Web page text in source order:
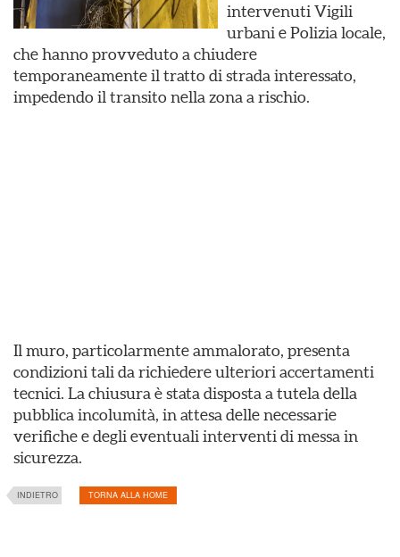
intervenuti Vigili
urbani e Polizia locale,
che hanno provveduto a chiudere
temporaneamente il tratto di strada interessato,
impedendo il transito nella zona a rischio.
Il muro, particolarmente ammalorato, presenta
condizioni tali da richiedere ulteriori accertamenti
tecnici. La chiusura è stata disposta a tutela della
pubblica incolumità, in attesa delle necessarie
verifiche e degli eventuali interventi di messa in
sicurezza.
INDIETRO TORNA ALLA HOME